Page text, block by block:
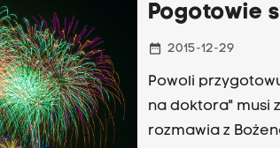
prowadząca
Pogotowie
date_range 2015-12-29
Powoli
na doktora" musi
rozmawia z